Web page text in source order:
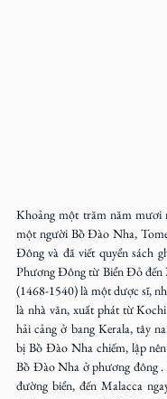
Khoảng một trăm năm mươi
một người Bồ Đào Nha,
Đông và đã viết quyển sách
Phương Đông từ Biển Đỏ đến
(1468-1540) là một dược sĩ,
là nhà văn, xuất phát từ
hải cảng ở bang Kerala, tây
bị Bồ Đào Nha chiếm, lập
Bồ Đào Nha ở phương đông
đường biển, đến Malacca